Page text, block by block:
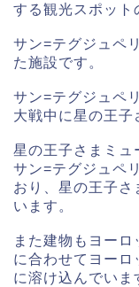
する観光スポット
サン=テグジュペ
た施設です。
サン=テグジュペ
大戦中に星の王子
星の王子さまミュ
サン=テグジュペ
おり、星の王子さ
います。
また建物もヨー
に合わせてヨー
に溶け込んでいま